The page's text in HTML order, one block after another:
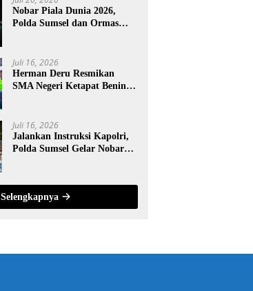
Nobar Piala Dunia 2026,
Polda Sumsel dan Ormas
Juli 16, 2026
Herman Deru Resmikan
SMA Negeri Ketapat Bening,
Pendidikan di Muratara
Juli 16, 2026
Jalankan Instruksi Kapolri,
Polda Sumsel Gelar Nobar
Selengkapnya